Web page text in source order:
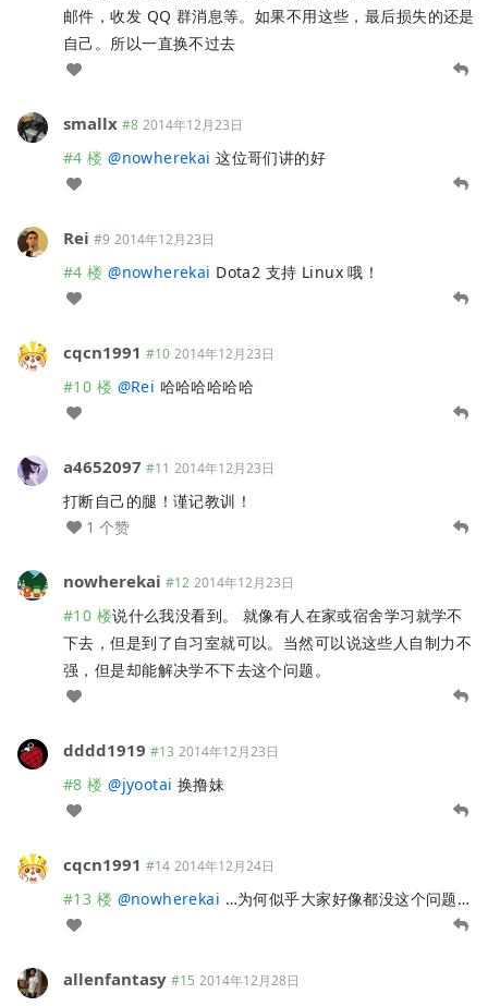
邮件，收发 QQ 群消息等。如果不用这些，最后损失的还是
自己。所以一直换不过去
smallx #8 2014年12月23日
#4 楼 @nowherekai 这位哥们讲的好
Rei #9 2014年12月23日
#4 楼 @nowherekai Dota2 支持 Linux 哦！
cqcn1991 #10 2014年12月23日
#10 楼 @Rei 哈哈哈哈哈哈
a4652097 #11 2014年12月23日
打断自己的腿！谨记教训！
1 个赞
nowherekai #12 2014年12月23日
#10 楼说什么我没看到。 就像有人在家或宿舍学习就学不
下去，但是到了自习室就可以。当然可以说这些人自制力不
强，但是却能解决学不下去这个问题。
dddd1919 #13 2014年12月23日
#8 楼 @jyootai 换撸妹
cqcn1991 #14 2014年12月24日
#13 楼 @nowherekai …为何似乎大家好像都没这个问题…
allenfantasy #15 2014年12月28日